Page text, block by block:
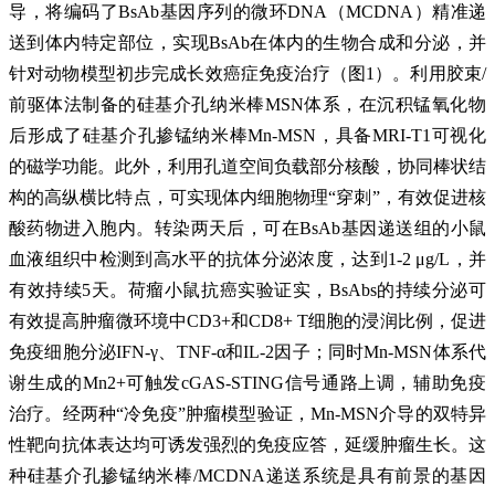
导，将编码了BsAb基因序列的微环DNA（MCDNA）精准递
送到体内特定部位，实现BsAb在体内的生物合成和分泌，并
针对动物模型初步完成长效癌症免疫治疗（图1）。利用胶束/
前驱体法制备的硅基介孔纳米棒MSN体系，在沉积锰氧化物
后形成了硅基介孔掺锰纳米棒Mn-MSN，具备MRI-T1可视化
的磁学功能。此外，利用孔道空间负载部分核酸，协同棒状结
构的高纵横比特点，可实现体内细胞物理“穿刺”，有效促进核
酸药物进入胞内。转染两天后，可在BsAb基因递送组的小鼠
血液组织中检测到高水平的抗体分泌浓度，达到1-2 μg/L，并
有效持续5天。荷瘤小鼠抗癌实验证实，BsAbs的持续分泌可
有效提高肿瘤微环境中CD3+和CD8+ T细胞的浸润比例，促进
免疫细胞分泌IFN-γ、TNF-α和IL-2因子；同时Mn-MSN体系代
谢生成的Mn2+可触发cGAS-STING信号通路上调，辅助免疫
治疗。经两种“冷免疫”肿瘤模型验证，Mn-MSN介导的双特异
性靶向抗体表达均可诱发强烈的免疫应答，延缓肿瘤生长。这
种硅基介孔掺锰纳米棒/MCDNA递送系统是具有前景的基因